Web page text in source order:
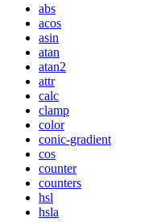
abs
acos
asin
atan
atan2
attr
calc
clamp
color
conic-gradient
cos
counter
counters
hsl
hsla